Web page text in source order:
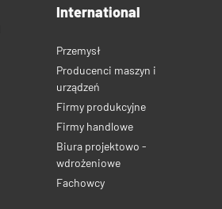
International
Przemysł
Producenci maszyn i
urządzeń
Firmy produkcyjne
Firmy handlowe
Biura projektowo -
wdrożeniowe
Fachowcy